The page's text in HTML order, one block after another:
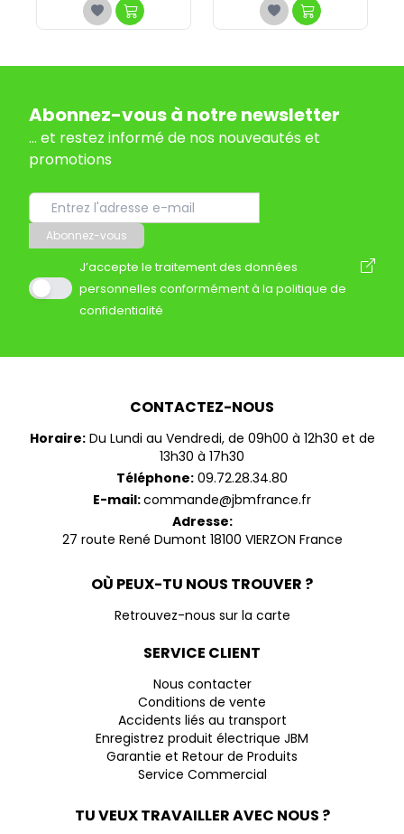
Abonnez-vous à notre newsletter
... et restez informé de nos nouveautés et
promotions
Abonnez-vous
J’accepte le traitement des données
personnelles conformément à la politique de
confidentialité
CONTACTEZ-NOUS
Horaire:Du Lundi au Vendredi, de 09h00 à 12h30 et de
13h30 à 17h30
Téléphone: 09.72.28.34.80
E-mail:commande@jbmfrance.fr
Adresse:
27 route René Dumont 18100 VIERZON France
OÙ PEUX-TU NOUS TROUVER ?
Retrouvez-nous sur la carte
SERVICE CLIENT
Nous contacter
Conditions de vente
Accidents liés au transport
Enregistrez produit électrique JBM
Garantie et Retour de Produits
Service Commercial
TU VEUX TRAVAILLER AVEC NOUS ?